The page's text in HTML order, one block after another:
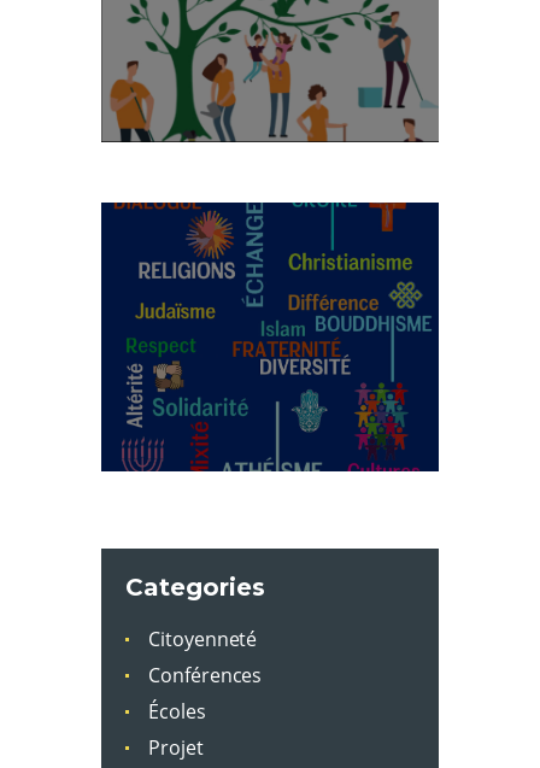
Categories
Citoyenneté
Conférences
Écoles
Projet